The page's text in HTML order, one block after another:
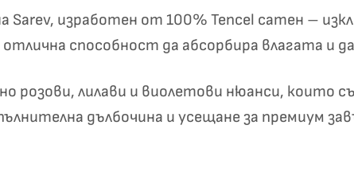
Sarev, изработен от 100% Tencel сатен –
способност да абсорбира влагата и
розови, лилави и виолетови нюанси, които
дълбочина и усещане за премиум
✦
✦
Хавлиени кърпи – Комплект 2 части – 100% памук
0 €